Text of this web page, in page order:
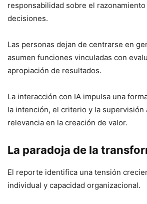
responsabilidad sobre el razonamiento
decisiones.
Las personas dejan de centrarse en
asumen funciones vinculadas con
apropiación de resultados.
La interacción con IA impulsa una
la intención, el criterio y la supervisión
relevancia en la creación de valor.
La paradoja de la
El reporte identifica una tensión
individual y capacidad organizacional.